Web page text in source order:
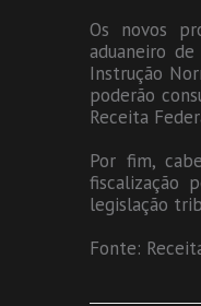
Os novos
aduaneiro
Instrução
poderão
Receita
Por fim,
fiscalização
legislação
Fonte: